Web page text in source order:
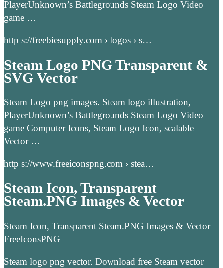
PlayerUnknown’s Battlegrounds Steam Logo Video
game …
http s://freebiesupply.com › logos › s…
Steam Logo PNG Transparent &
SVG Vector
Steam Logo png images. Steam logo illustration,
PlayerUnknown’s Battlegrounds Steam Logo Video
game Computer Icons, Steam Logo Icon, scalable
Vector …
http s://www.freeiconspng.com › stea…
Steam Icon, Transparent
Steam.PNG Images & Vector
Steam Icon, Transparent Steam.PNG Images & Vector –
FreeIconsPNG
Steam logo png vector. Download free Steam vector